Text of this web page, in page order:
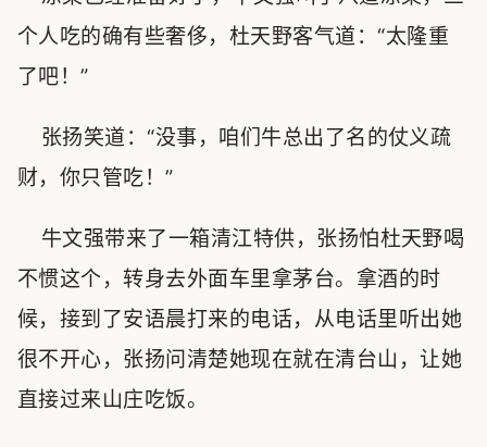
个人吃的确有些奢侈，杜天野客气道：“太隆重
了吧！”
张扬笑道：“没事，咱们牛总出了名的仗义疏
财，你只管吃！”
牛文强带来了一箱清江特供，张扬怕杜天野喝
不惯这个，转身去外面车里拿茅台。拿酒的时
候，接到了安语晨打来的电话，从电话里听出她
很不开心，张扬问清楚她现在就在清台山，让她
直接过来山庄吃饭。